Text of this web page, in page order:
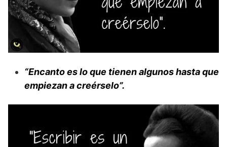
“Encanto es lo que tienen algunos hasta que
empiezan a creérselo”.